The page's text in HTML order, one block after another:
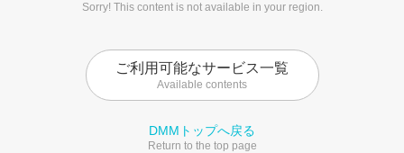
Sorry! This content is not available in your region.
ご利用可能なサービス一覧
Available contents
DMMトップへ戻る
Return to the top page